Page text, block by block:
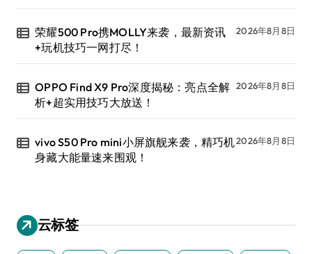
荣耀500 Pro携MOLLY来袭，最新资讯
+玩机技巧一网打尽！
2026年8月8日
OPPO Find X9 Pro深度揭秘：亮点全解
析+超实用技巧大放送！
2026年8月8日
vivo S50 Pro mini小屏旗舰来袭，精巧机
身藏大能量速来围观！
2026年8月8日
云标签